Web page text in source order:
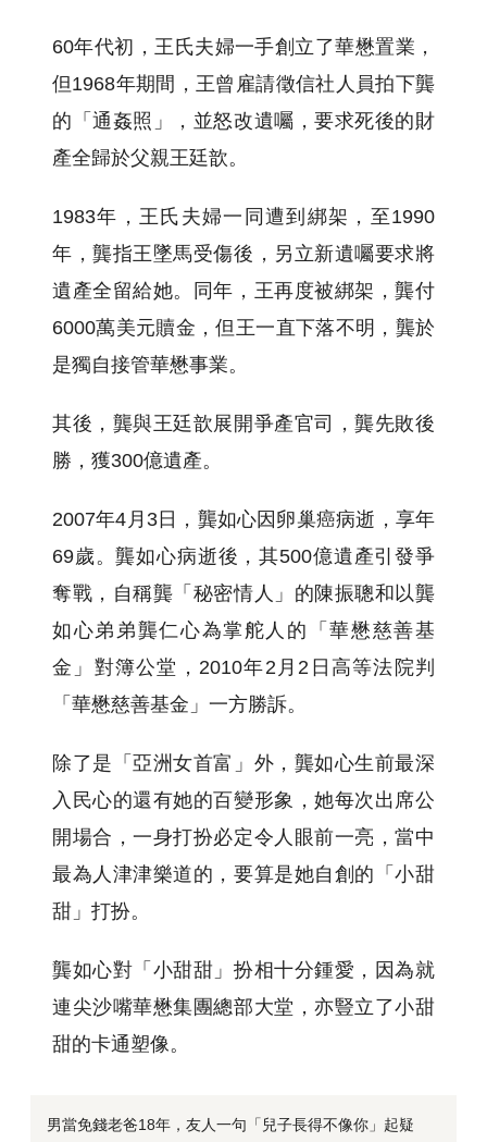
60年代初，王氏夫婦一手創立了華懋置業，
但1968年期間，王曾雇請徵信社人員拍下龔
的「通姦照」，並怒改遺囑，要求死後的財
產全歸於父親王廷歆。
1983年，王氏夫婦一同遭到綁架，至1990
年，龔指王墜馬受傷後，另立新遺囑要求將
遺產全留給她。同年，王再度被綁架，龔付
6000萬美元贖金，但王一直下落不明，龔於
是獨自接管華懋事業。
其後，龔與王廷歆展開爭產官司，龔先敗後
勝，獲300億遺產。
2007年4月3日，龔如心因卵巢癌病逝，享年
69歲。龔如心病逝後，其500億遺產引發爭
奪戰，自稱龔「秘密情人」的陳振聰和以龔
如心弟弟龔仁心為掌舵人的「華懋慈善基
金」對簿公堂，2010年2月2日高等法院判
「華懋慈善基金」一方勝訴。
除了是「亞洲女首富」外，龔如心生前最深
入民心的還有她的百變形象，她每次出席公
開場合，一身打扮必定令人眼前一亮，當中
最為人津津樂道的，要算是她自創的「小甜
甜」打扮。
龔如心對「小甜甜」扮相十分鍾愛，因為就
連尖沙嘴華懋集團總部大堂，亦豎立了小甜
甜的卡通塑像。
男當免錢老爸18年，友人一句「兒子長得不像你」起疑